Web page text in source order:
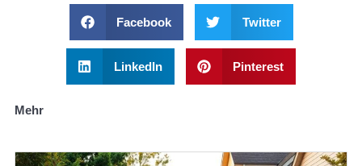
Facebook Twitter
LinkedIn Pinterest
Mehr